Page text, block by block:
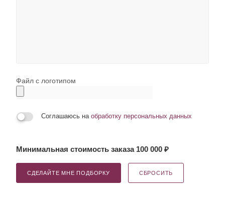
Файл с логотипом
Соглашаюсь на обработку персональных данных
Минимальная стоимость заказа 100 000 ₽
СДЕЛАЙТЕ МНЕ ПОДБОРКУ СБРОСИТЬ